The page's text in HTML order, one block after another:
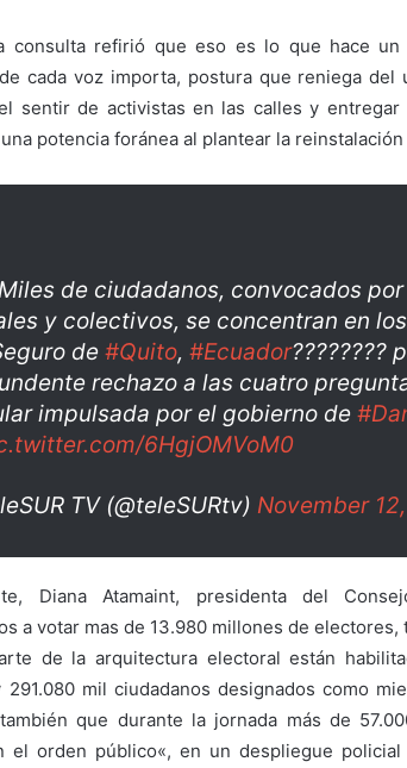
consulta refirió que eso es lo que hace
cada voz importa, postura que reniega
sentir de activistas en las calles y
potencia foránea al plantear la
de ciudadanos, convocados
y colectivos, se concentran en
de#Quito,#Ecuador????????
rechazo a las cuatro
impulsada por el gobierno de
6HgjOMVoM0
TV (@teleSURtv) November
Diana Atamaint, presidenta del
a votar mas de 13.980 millones de
de la arquitectura electoral están
mil ciudadanos designados como
que durante la jornada más de
el orden público«, en un despliegue